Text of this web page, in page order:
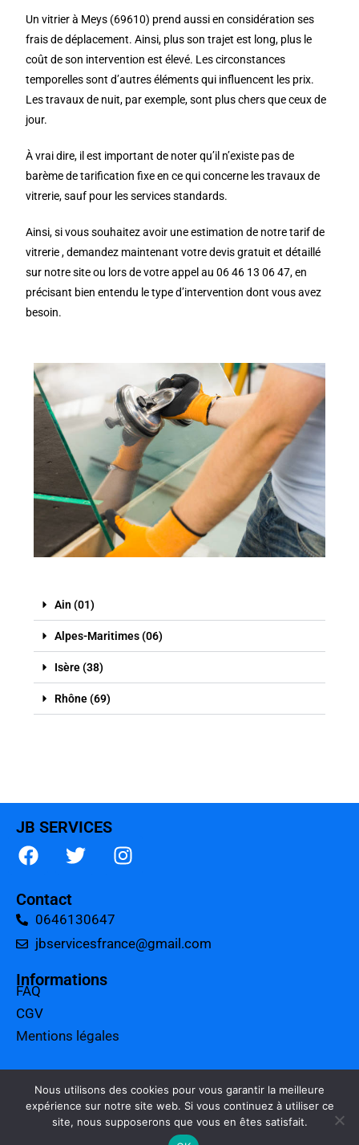
Un vitrier à Meys (69610) prend aussi en considération ses
frais de déplacement. Ainsi, plus son trajet est long, plus le
coût de son intervention est élevé. Les circonstances
temporelles sont d’autres éléments qui influencent les prix.
Les travaux de nuit, par exemple, sont plus chers que ceux de
jour.
À vrai dire, il est important de noter qu’il n’existe pas de
barème de tarification fixe en ce qui concerne les travaux de
vitrerie, sauf pour les services standards.
Ainsi, si vous souhaitez avoir une estimation de notre tarif de
vitrerie , demandez maintenant votre devis gratuit et détaillé
sur notre site ou lors de votre appel au 06 46 13 06 47, en
précisant bien entendu le type d’intervention dont vous avez
besoin.
Ain (01)
Alpes-Maritimes (06)
Isère (38)
Rhône (69)
JB SERVICES
Contact
0646130647
jbservicesfrance@gmail.com
Informations
FAQ
CGV
Mentions légales
Tarifs
Charte qualité
Politique de confidentialité
Nous utilisons des cookies pour vous garantir la meilleure
expérience sur notre site web. Si vous continuez à utiliser ce
site, nous supposerons que vous en êtes satisfait.